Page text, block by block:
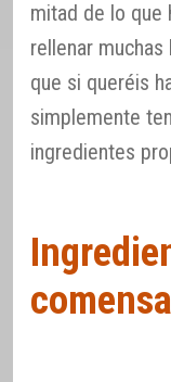
mitad de lo que
rellenar
que si queréis
simplemente
ingredientes